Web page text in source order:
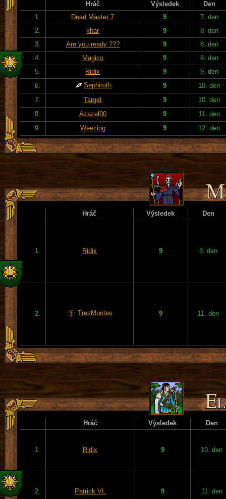
Hráč Výsledek
Den
1.
Dead Master 7 9
7. den
2.
khar 9
8. den
3.
Are you ready ??? 9
8. den
4.
Magico 9
8. den
5.
Ridix 9
9. den
6.
Sephiroth 9
10. den
7.
Target 9
10. den
8.
Azazel00 9
11. den
9.
Weezing 9 12. den
Hráč Výsledek Den
1. Ridix 9 8. den
2. TresMontes 9 11. den
Hráč Výsledek Den
1. Ridix 9 10. den
2. Patrick VI. 9 11. den